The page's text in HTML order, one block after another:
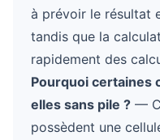
à prévoir le résultat
tandis que la
rapidement des
Pourquoi certaines
elles sans pile ? —
possèdent une